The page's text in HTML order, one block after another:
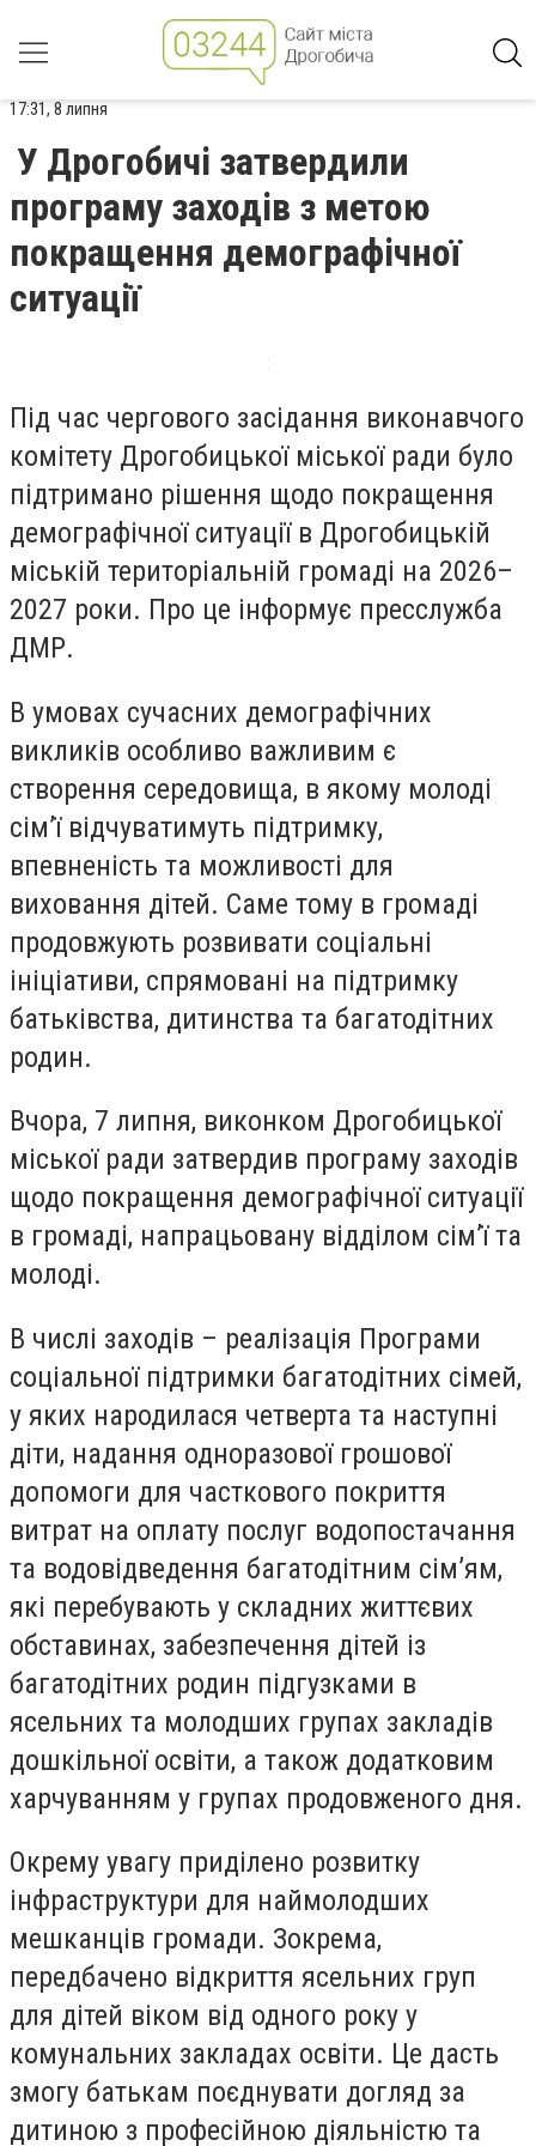
17:31, 8 липня
У Дрогобичі затвердили
програму заходів з метою
покращення демографічної
ситуації
Під час чергового засідання виконавчого
комітету Дрогобицької міської ради було
підтримано рішення щодо покращення
демографічної ситуації в Дрогобицькій
міській територіальній громаді на 2026–
2027 роки. Про це інформує пресслужба
ДМР.
В умовах сучасних демографічних
викликів особливо важливим є
створення середовища, в якому молоді
сім’ї відчуватимуть підтримку,
впевненість та можливості для
виховання дітей. Саме тому в громаді
продовжують розвивати соціальні
ініціативи, спрямовані на підтримку
батьківства, дитинства та багатодітних
родин.
Вчора, 7 липня, виконком Дрогобицької
міської ради затвердив програму заходів
щодо покращення демографічної ситуації
в громаді, напрацьовану відділом сім’ї та
молоді.
В числі заходів – реалізація Програми
соціальної підтримки багатодітних сімей,
у яких народилася четверта та наступні
діти, надання одноразової грошової
допомоги для часткового покриття
витрат на оплату послуг водопостачання
та водовідведення багатодітним сім’ям,
які перебувають у складних життєвих
обставинах, забезпечення дітей із
багатодітних родин підгузками в
ясельних та молодших групах закладів
дошкільної освіти, а також додатковим
харчуванням у групах продовженого дня.
Окрему увагу приділено розвитку
інфраструктури для наймолодших
мешканців громади. Зокрема,
передбачено відкриття ясельних груп
для дітей віком від одного року у
комунальних закладах освіти. Це дасть
змогу батькам поєднувати догляд за
дитиною з професійною діяльністю та